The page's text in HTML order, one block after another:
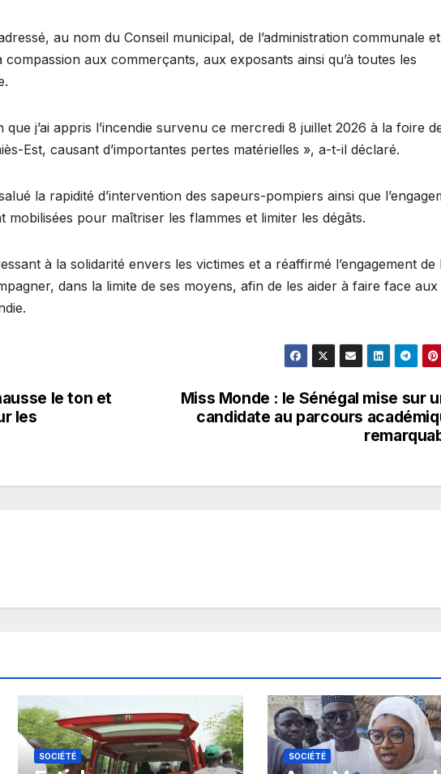
au nom du Conseil municipal, de l’administration communale
aux commerçants, aux exposants ainsi qu’à toutes les
j’ai appris l’incendie survenu ce mercredi 8 juillet 2026 à la foire
Est, causant d’importantes pertes matérielles », a-t-il déclaré.
la rapidité d’intervention des sapeurs-pompiers ainsi que
mobilisées pour maîtriser les flammes et limiter les dégâts.
à la solidarité envers les victimes et a réaffirmé l’engagement de
dans la limite de ses moyens, afin de les aider à faire face aux
Miss Monde : le Sénégal mise sur
candidate au parcours
le ton et
les
SOCIÉTÉ SOCIÉTÉ